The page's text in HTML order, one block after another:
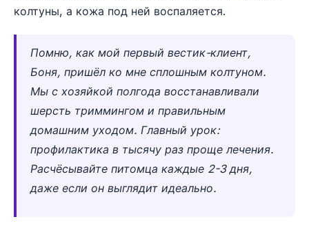
колтуны, а кожа под ней воспаляется.
Помню, как мой первый вестик-клиент,
Боня, пришёл ко мне сплошным колтуном.
Мы с хозяйкой полгода восстанавливали
шерсть триммингом и правильным
домашним уходом. Главный урок:
профилактика в тысячу раз проще лечения.
Расчёсывайте питомца каждые 2-3 дня,
даже если он выглядит идеально.